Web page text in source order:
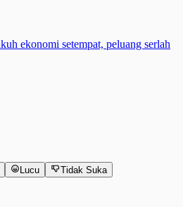
Lucu Tidak Suka